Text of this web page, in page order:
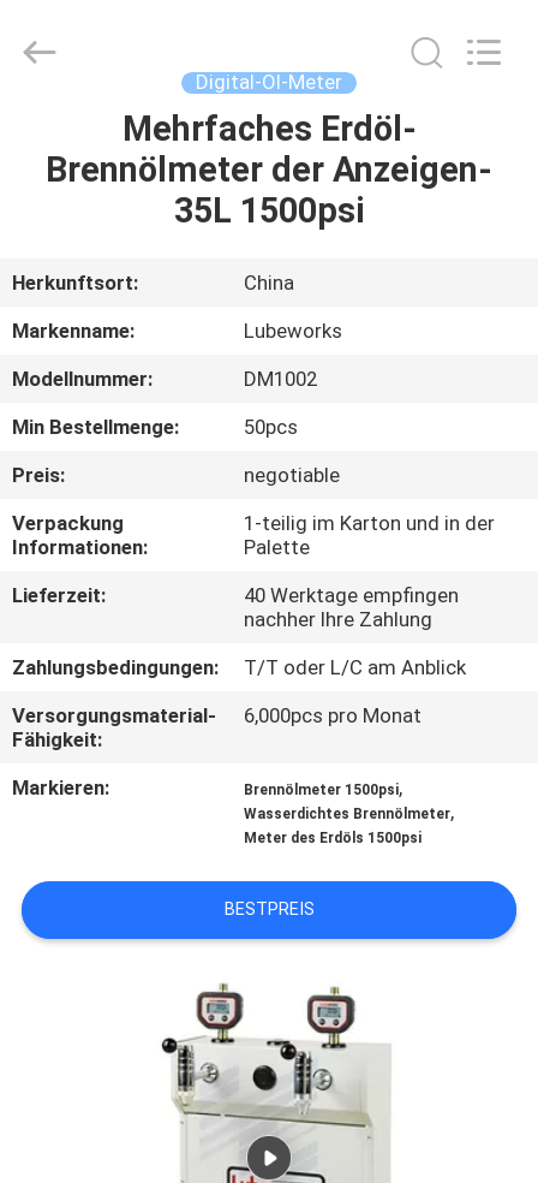
VIDEOS
UNS
FABRIK-
TOUR
QUALITÄTSKONTROLLE
KONTAKTIERE
UNS
NACHRICHTEN
SIE
EIN
Digital-Öl-Meter
Mehrfaches Erdöl-
Brennölmeter der Anzeigen-
35L 1500psi
Herkunftsort:
China
Markenname:
Lubeworks
Modellnummer:
DM1002
Min Bestellmenge:
50pcs
Preis:
negotiable
Verpackung
Informationen:
1-teilig im Karton und in der
Palette
Lieferzeit:
40 Werktage empfingen
nachher Ihre Zahlung
Zahlungsbedingungen:
T/T oder L/C am Anblick
Versorgungsmaterial-
Fähigkeit:
6,000pcs pro Monat
Markieren: Brennölmeter 1500psi,
Wasserdichtes Brennölmeter,
Meter des Erdöls 1500psi
BESTPREIS